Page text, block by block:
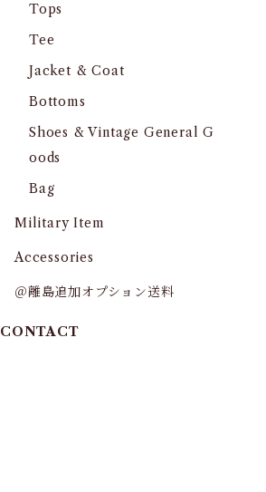
Tops
Tee
Jacket & Coat
Bottoms
Shoes & Vintage General G
oods
Bag
Military Item
Accessories
＠離島追加オプション送料
CONTACT